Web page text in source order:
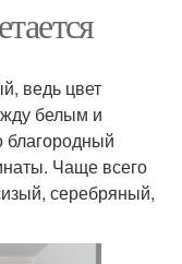
ведь цвет
белым и
Чаще всего
серебряный,